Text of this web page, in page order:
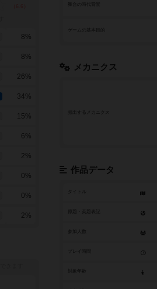
舞台の時代背景
ゲームの基本目的
メカニクス
頻出するメカニクス
作品データ
タイトル
参加人数
8%
8%
26%
34%
15%
6%
2%
0%
0%
2%